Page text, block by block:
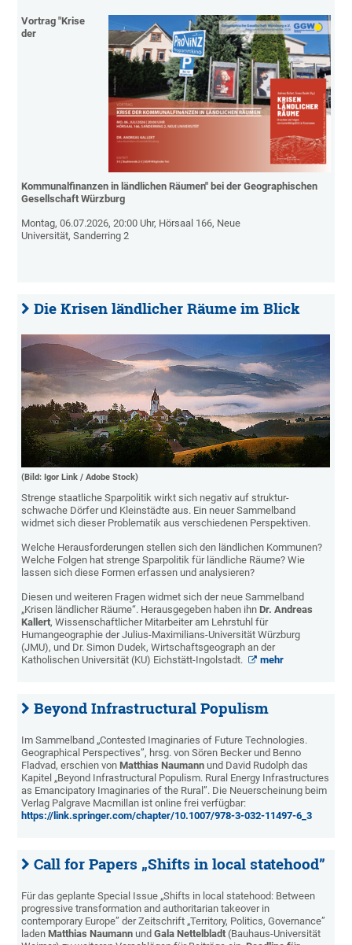
Vortrag "Krise
der
Kommunalfinanzen in ländlichen Räumen" bei der Geographischen
Gesellschaft Würzburg
Montag, 06.07.2026, 20:00 Uhr, Hörsaal 166, Neue
Universität, Sanderring 2
Die Krisen ländlicher Räume im Blick
(Bild: Igor Link / Adobe Stock)
Strenge staatliche Sparpolitik wirkt sich negativ auf struktur-
schwache Dörfer und Kleinstädte aus. Ein neuer Sammelband
widmet sich dieser Problematik aus verschiedenen Perspektiven.
Welche Herausforderungen stellen sich den ländlichen Kommunen?
Welche Folgen hat strenge Sparpolitik für ländliche Räume? Wie
lassen sich diese Formen erfassen und analysieren?
Diesen und weiteren Fragen widmet sich der neue Sammelband
„Krisen ländlicher Räume“. Herausgegeben haben ihnDr. Andreas
Kallert, Wissenschaftlicher Mitarbeiter am Lehrstuhl für
Humangeographie der Julius-Maximilians-Universität Würzburg
(JMU), und Dr. Simon Dudek, Wirtschaftsgeograph an der
Katholischen Universität (KU) Eichstätt-Ingolstadt.
mehr
Beyond Infrastructural Populism
Im Sammelband „Contested Imaginaries of Future Technologies.
Geographical Perspectives”, hrsg. von Sören Becker und Benno
Fladvad, erschien vonMatthias Naumann und David Rudolph das
Kapitel „Beyond Infrastructural Populism. Rural Energy Infrastructures
as Emancipatory Imaginaries of the Rural”. Die Neuerscheinung beim
Verlag Palgrave Macmillan ist online frei verfügbar:
https://link.springer.com/chapter/10.1007/978-3-032-11497-6_3
Call for Papers „Shifts in local statehood”
Für das geplante Special Issue „Shifts in local statehood: Between
progressive transformation and authoritarian takeover in
contemporary Europe” der Zeitschrift „Territory, Politics, Governance”
ladenMatthias Naumann undGala Nettelbladt (Bauhaus-Universität